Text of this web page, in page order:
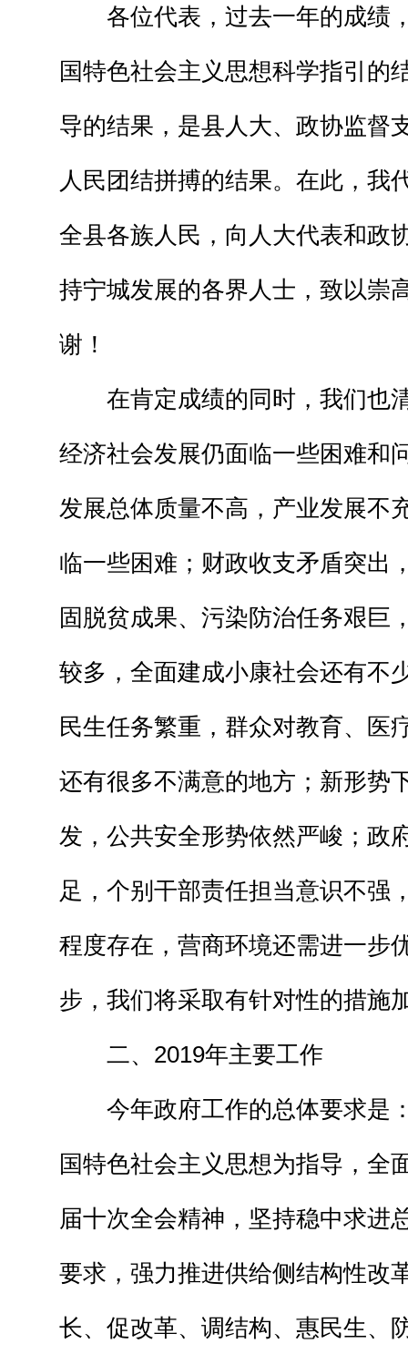
各位代表，过去一年的成绩
国特色社会主义思想科学指引的
导的结果，是县人大、政协监督
人民团结拼搏的结果。在此，我
全县各族人民，向人大代表和政
持宁城发展的各界人士，致以崇
谢！
在肯定成绩的同时，我们也
经济社会发展仍面临一些困难和
发展总体质量不高，产业发展不
临一些困难；财政收支矛盾突出
固脱贫成果、污染防治任务艰巨
较多，全面建成小康社会还有不
民生任务繁重，群众对教育、医
还有很多不满意的地方；新形势
发，公共安全形势依然严峻；政
足，个别干部责任担当意识不强
程度存在，营商环境还需进一步
步，我们将采取有针对性的措施
二、2019年主要工作
今年政府工作的总体要求是
国特色社会主义思想为指导，全
届十次全会精神，坚持稳中求进
要求，强力推进供给侧结构性改
长、促改革、调结构、惠民生、